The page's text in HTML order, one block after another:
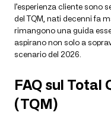
l’esperienza cliente sono
del TQM, nati decenni fa
rimangono una guida
aspirano non solo a
scenario del 2026.
FAQ sul Total
(TQM)